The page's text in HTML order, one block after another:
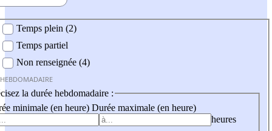
Temps plein (2)
Temps partiel
Non renseignée (4)
la durée hebdomadaire :
minimale (en heure) Durée maximale (en heure)
heures